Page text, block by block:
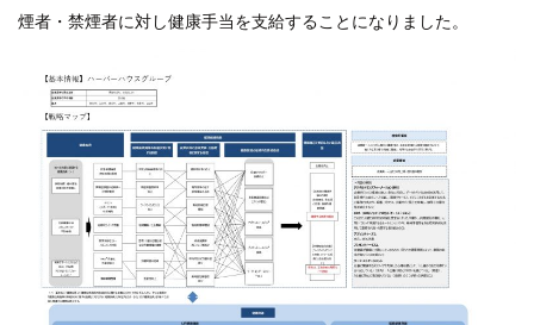
煙者・禁煙者に対し健康手当を支給することになりました。